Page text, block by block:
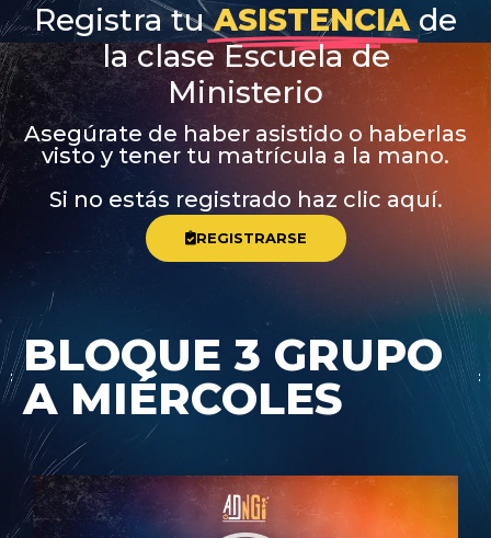
Registra tuASISTENCIA de
la clase Escuela de
Ministerio
Asegúrate de haber asistido o haberlas
visto y tener tu matrícula a la mano.
Si no estás registrado haz clic aquí.
REGISTRARSE
BLOQUE 3 GRUPO
A MIÉRCOLES